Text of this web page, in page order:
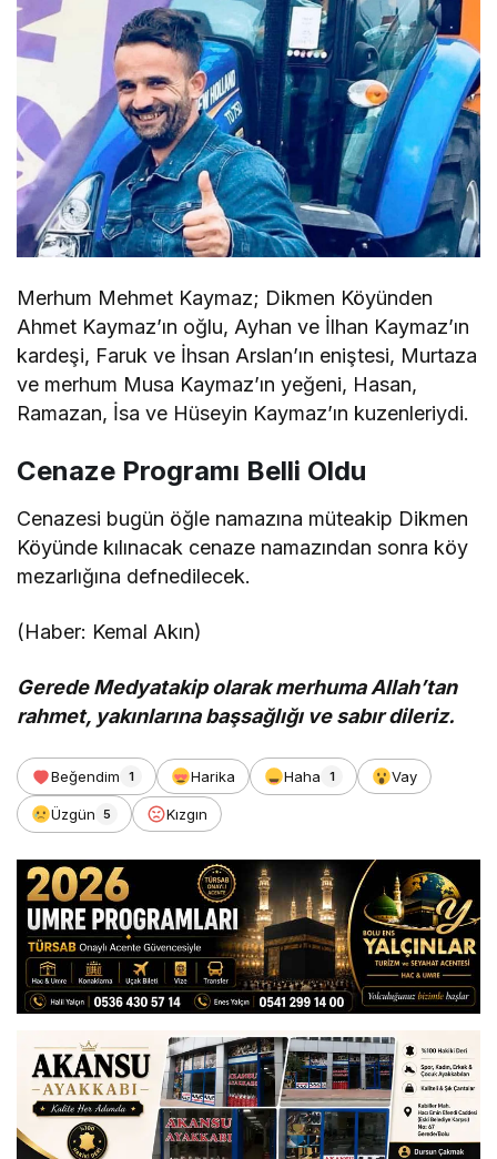
Merhum Mehmet Kaymaz; Dikmen Köyünden
Ahmet Kaymaz’ın oğlu, Ayhan ve İlhan Kaymaz’ın
kardeşi, Faruk ve İhsan Arslan’ın eniştesi, Murtaza
ve merhum Musa Kaymaz’ın yeğeni, Hasan,
Ramazan, İsa ve Hüseyin Kaymaz’ın kuzenleriydi.
Cenaze Programı Belli Oldu
Cenazesi bugün öğle namazına müteakip Dikmen
Köyünde kılınacak cenaze namazından sonra köy
mezarlığına defnedilecek.
(Haber: Kemal Akın)
Gerede Medyatakip olarak merhuma Allah’tan
rahmet, yakınlarına başsağlığı ve sabır dileriz.
Beğendim 1 Harika Haha 1 Vay
Üzgün 5 Kızgın